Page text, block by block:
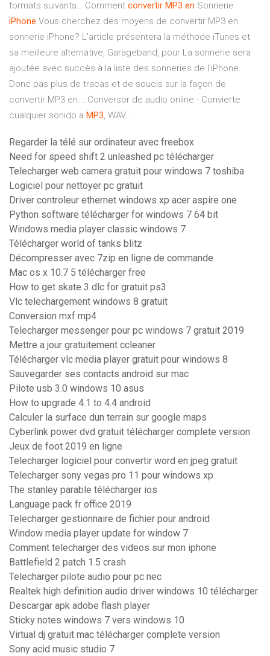
formats suivants… Comment convertir MP3 en Sonnerie
iPhone Vous cherchez des moyens de convertir MP3 en
sonnerie iPhone? L'article présentera la méthode iTunes et
sa meilleure alternative, Garageband, pour La sonnerie sera
ajoutée avec succès à la liste des sonneries de l'iPhone.
Donc pas plus de tracas et de soucis sur la façon de
convertir MP3 en... Conversor de audio online - Convierte
cualquier sonido a MP3, WAV...
Regarder la télé sur ordinateur avec freebox
Need for speed shift 2 unleashed pc télécharger
Telecharger web camera gratuit pour windows 7 toshiba
Logiciel pour nettoyer pc gratuit
Driver controleur ethernet windows xp acer aspire one
Python software télécharger for windows 7 64 bit
Windows media player classic windows 7
Télécharger world of tanks blitz
Décompresser avec 7zip en ligne de commande
Mac os x 10.7 5 télécharger free
How to get skate 3 dlc for gratuit ps3
Vlc telechargement windows 8 gratuit
Conversion mxf mp4
Telecharger messenger pour pc windows 7 gratuit 2019
Mettre a jour gratuitement ccleaner
Télécharger vlc media player gratuit pour windows 8
Sauvegarder ses contacts android sur mac
Pilote usb 3.0 windows 10 asus
How to upgrade 4.1 to 4.4 android
Calculer la surface dun terrain sur google maps
Cyberlink power dvd gratuit télécharger complete version
Jeux de foot 2019 en ligne
Telecharger logiciel pour convertir word en jpeg gratuit
Telecharger sony vegas pro 11 pour windows xp
The stanley parable télécharger ios
Language pack fr office 2019
Telecharger gestionnaire de fichier pour android
Window media player update for window 7
Comment telecharger des videos sur mon iphone
Battlefield 2 patch 1.5 crash
Telecharger pilote audio pour pc nec
Realtek high definition audio driver windows 10 télécharger
Descargar apk adobe flash player
Sticky notes windows 7 vers windows 10
Virtual dj gratuit mac télécharger complete version
Sony acid music studio 7